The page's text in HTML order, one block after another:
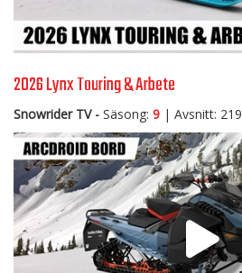
2026 Lynx Touring & Arbete
Snowrider TV - Säsong: 9 | Avsnitt: 219